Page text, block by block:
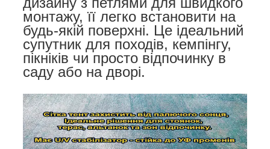
монтажу, її легко встановити на
будь-якій поверхні. Це ідеальний
супутник для походів, кемпінгу,
пікніків чи просто відпочинку в
саду або на дворі.